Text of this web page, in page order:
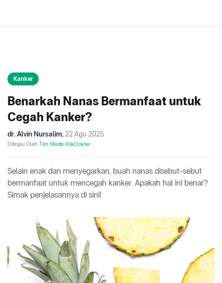
Kanker
Benarkah Nanas Bermanfaat untuk
Cegah Kanker?
dr. Alvin Nursalim, 22 Agu 2025
Ditinjau Oleh Tim Medis KlikDokter
Selain enak dan menyegarkan, buah nanas disebut-sebut
bermanfaat untuk mencegah kanker. Apakah hal ini benar?
Simak penjelasannya di sini!